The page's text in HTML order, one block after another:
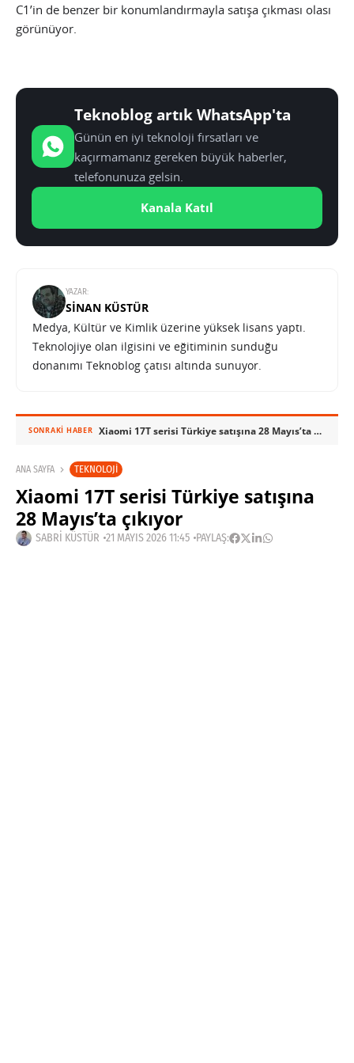
C1’in de benzer bir konumlandırmayla satışa çıkması olası
görünüyor.
Teknoblog artık WhatsApp'ta
Günün en iyi teknoloji fırsatları ve
kaçırmamanız gereken büyük haberler,
telefonunuza gelsin.
Kanala Katıl
YAZAR:
SINAN KÜSTÜR
Medya, Kültür ve Kimlik üzerine yüksek lisans yaptı.
Teknolojiye olan ilgisini ve eğitiminin sunduğu
donanımı Teknoblog çatısı altında sunuyor.
SONRAKI HABER Xiaomi 17T serisi Türkiye satışına 28 Mayıs’ta çıkıyor
ANA SAYFA TEKNOLOJI
Xiaomi 17T serisi Türkiye satışına
28 Mayıs’ta çıkıyor
SABRI KÜSTÜR 21 MAYIS 2026 11:45 PAYLAŞ: